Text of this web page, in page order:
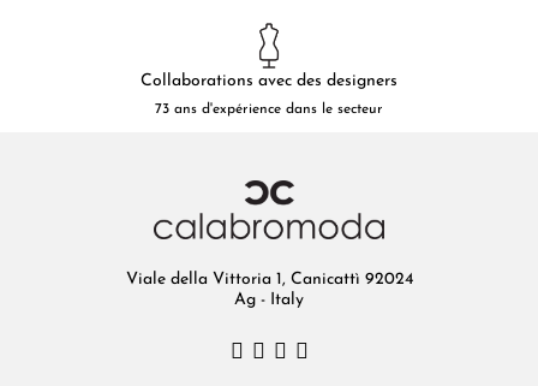
Collaborations avec des designers
73 ans d'expérience dans le secteur
Viale della Vittoria 1, Canicattì 92024
Ag - Italy